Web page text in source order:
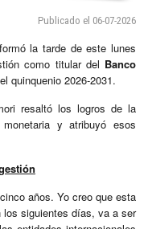
Publicado el 06-07-2026
la tarde de este lunes
como titular del Banco
quinquenio 2026-2031.
resaltó los logros de la
y atribuyó esos
años. Yo creo que esta
los siguientes días, va a ser